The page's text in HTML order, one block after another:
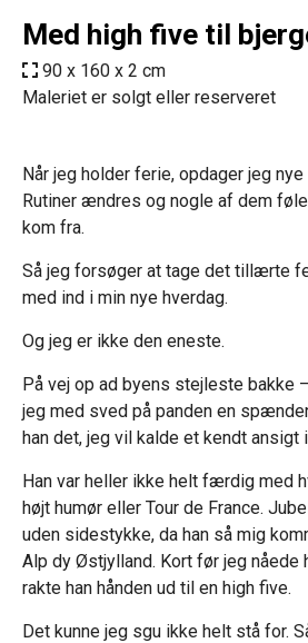
Med high five til
90 x 160 x 2 cm
Maleriet er solgt eller reserveret
Når jeg holder ferie, opdager jeg
Rutiner ændres og nogle af dem
kom fra.
Så jeg forsøger at tage det tillærte
med ind i min nye hverdag.
Og jeg er ikke den eneste.
På vej op ad byens stejleste bakke
jeg med sved på panden en
han det, jeg vil kalde et kendt ansigt
Han var heller ikke helt færdig med
højt humør eller Tour de France.
uden sidestykke, da han så mig
Alp dy Østjylland. Kort før jeg nåede
rakte han hånden ud til en high five.
Det kunne jeg sgu ikke helt stå for.